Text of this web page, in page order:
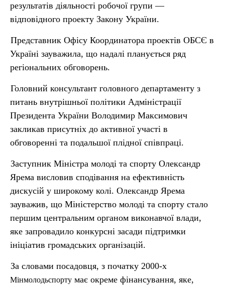
результатів діяльності робочої групи —
відповідного проекту Закону України.
Представник Офісу Координатора проектів ОБСЄ в
Україні зауважила, що надалі планується ряд
регіональних обговорень.
Головний консультант головного департаменту з
питань внутрішньої політики Адміністрації
Президента України Володимир Максимович
закликав присутніх до активної участі в
обговоренні та подальшої плідної співпраці.
Заступник Міністра молоді та спорту Олександр
Ярема висловив сподівання на ефективність
дискусій у широкому колі. Олександр Ярема
зауважив, що Міністерство молоді та спорту стало
першим центральним органом виконавчої влади,
яке запровадило конкурсні засади підтримки
ініціатив громадських організацій.
За словами посадовця, з початку 2000-х
Мінмолодьспорту має окреме фінансування, яке,